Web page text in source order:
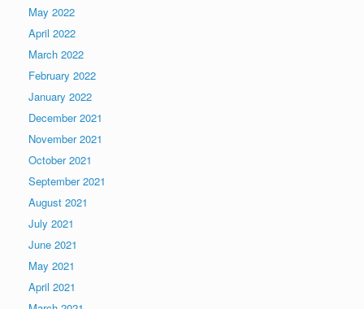
May 2022
April 2022
March 2022
February 2022
January 2022
December 2021
November 2021
October 2021
September 2021
August 2021
July 2021
June 2021
May 2021
April 2021